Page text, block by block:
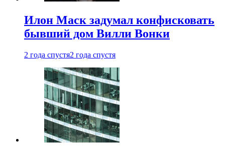
Илон Маск задумал конфисковать
бывший дом Вилли Вонки
2 года спустя2 года спустя